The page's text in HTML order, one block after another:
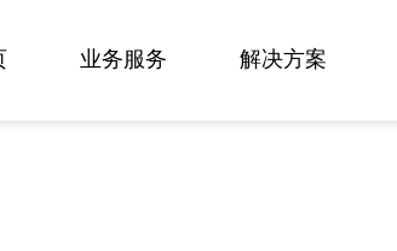
业务服务 解决方案